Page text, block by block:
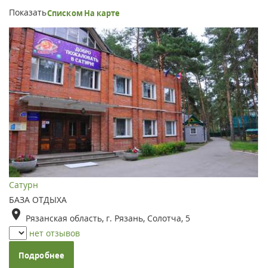
ПоказатьСписком На карте
Сатурн
БАЗА ОТДЫХА
Рязанская область, г. Рязань, Солотча, 5
нет отзывов
Подробнее